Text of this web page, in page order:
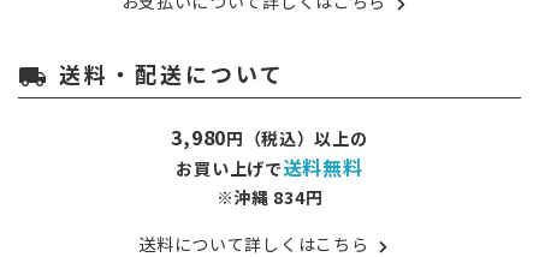
local_shipping 送料・配送について
3,980円（税込）以上の
お買い上げで送料無料
※沖縄 834円
送料について詳しくはこちら